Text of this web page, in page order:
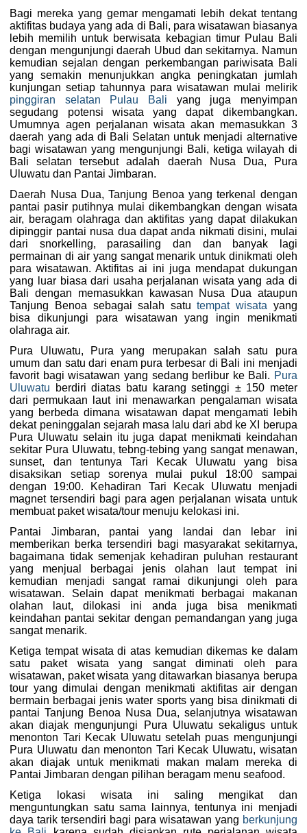
Bagi mereka yang gemar mengamati lebih dekat tentang
aktifitas budaya yang ada di Bali, para wisatawan biasanya
lebih memilih untuk berwisata kebagian timur Pulau Bali
dengan mengunjungi daerah Ubud dan sekitarnya. Namun
kemudian sejalan dengan perkembangan pariwisata Bali
yang semakin menunjukkan angka peningkatan jumlah
kunjungan setiap tahunnya para wisatawan mulai melirik
pinggiran selatan Pulau Bali yang juga menyimpan
segudang potensi wisata yang dapat dikembangkan.
Umumnya agen perjalanan wisata akan memasukkan 3
daerah yang ada di Bali Selatan untuk menjadi alternative
bagi wisatawan yang mengunjungi Bali, ketiga wilayah di
Bali selatan tersebut adalah daerah Nusa Dua, Pura
Uluwatu dan Pantai Jimbaran.
Daerah Nusa Dua, Tanjung Benoa yang terkenal dengan
pantai pasir putihnya mulai dikembangkan dengan wisata
air, beragam olahraga dan aktifitas yang dapat dilakukan
dipinggir pantai nusa dua dapat anda nikmati disini, mulai
dari snorkelling, parasailing dan dan banyak lagi
permainan di air yang sangat menarik untuk dinikmati oleh
para wisatawan. Aktifitas ai ini juga mendapat dukungan
yang luar biasa dari usaha perjalanan wisata yang ada di
Bali dengan memasukkan kawasan Nusa Dua ataupun
Tanjung Benoa sebagai salah satutempat wisatayang
bisa dikunjungi para wisatawan yang ingin menikmati
olahraga air.
Pura Uluwatu, Pura yang merupakan salah satu pura
umum dan satu dari enam pura terbesar di Bali ini menjadi
favorit bagi wisatawan yang sedang berlibur ke Bali. Pura
Uluwatu berdiri diatas batu karang setinggi ± 150 meter
dari permukaan laut ini menawarkan pengalaman wisata
yang berbeda dimana wisatawan dapat mengamati lebih
dekat peninggalan sejarah masa lalu dari abd ke XI berupa
Pura Uluwatu selain itu juga dapat menikmati keindahan
sekitar Pura Uluwatu, tebng-tebing yang sangat menawan,
sunset, dan tentunya Tari Kecak Uluwatu yang bisa
disaksikan setiap sorenya mulai pukul 18:00 sampai
dengan 19:00. Kehadiran Tari Kecak Uluwatu menjadi
magnet tersendiri bagi para agen perjalanan wisata untuk
membuat paket wisata/tour menuju kelokasi ini.
Pantai Jimbaran, pantai yang landai dan lebar ini
memberikan berka tersendiri bagi masyarakat sekitarnya,
bagaimana tidak semenjak kehadiran puluhan restaurant
yang menjual berbagai jenis olahan laut tempat ini
kemudian menjadi sangat ramai dikunjungi oleh para
wisatawan. Selain dapat menikmati berbagai makanan
olahan laut, dilokasi ini anda juga bisa menikmati
keindahan pantai sekitar dengan pemandangan yang juga
sangat menarik.
Ketiga tempat wisata di atas kemudian dikemas ke dalam
satu paket wisata yang sangat diminati oleh para
wisatawan, paket wisata yang ditawarkan biasanya berupa
tour yang dimulai dengan menikmati aktifitas air dengan
bermain berbagai jenis water sports yang bisa dinikmati di
pantai Tanjung Benoa Nusa Dua, selanjutnya wisatawan
akan diajak mengunjungi Pura Uluwatu sekaligus untuk
menonton Tari Kecak Uluwatu setelah puas mengunjungi
Pura Uluwatu dan menonton Tari Kecak Uluwatu, wisatan
akan diajak untuk menikmati makan malam mereka di
Pantai Jimbaran dengan pilihan beragam menu seafood.
Ketiga lokasi wisata ini saling mengikat dan
menguntungkan satu sama lainnya, tentunya ini menjadi
daya tarik tersendiri bagi para wisatawan yang berkunjung